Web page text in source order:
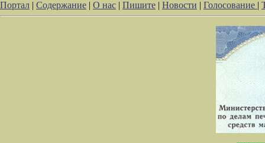
Портал | Содержание | О нас | Пишите | Новости | Голосование |